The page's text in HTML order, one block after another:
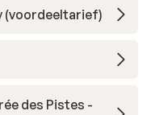
(voordeeltarief)
des Pistes -